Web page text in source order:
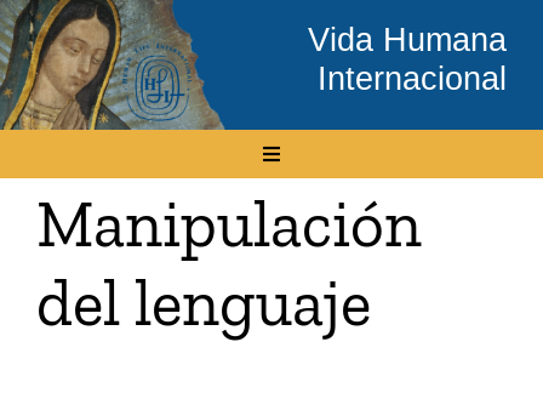
Skip
to
content
Vida Humana
Internacional
Toggle
Inicio
Conócenos
Manipulación
del lenguaje